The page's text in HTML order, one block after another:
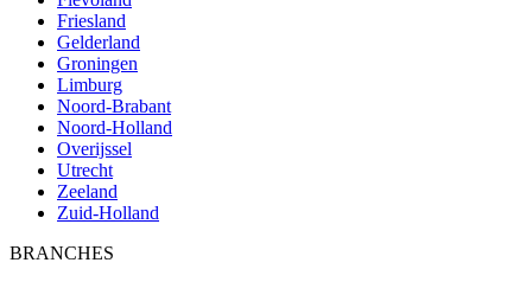
Friesland
Gelderland
Groningen
Limburg
Noord-Brabant
Noord-Holland
Overijssel
Utrecht
Zeeland
Zuid-Holland
BRANCHES